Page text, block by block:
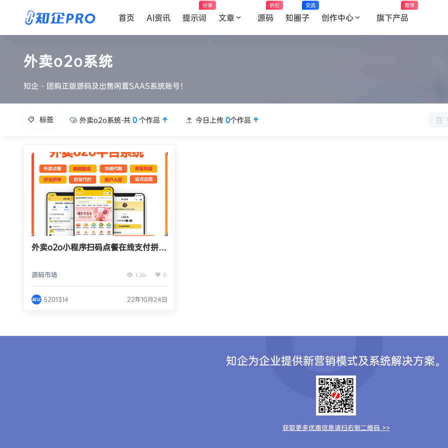
首页 AI资讯 提示词
分享
文章 源码
折扣
知圈子
交流
创作中心 旗下产品
推荐
外卖o2o系统
知企 - 团购正版源码及出售闲置SAAS系统账号！
标签 外卖o2o系统-共 0 个作品 今日上传 0个作品
外卖o2o小程序扫码点餐在线支付拼单
源码市场 1.4k 0
5201314 22年10月24日
知企为企业提供新营销模式及系统解决方案。
获取更多优惠信息请扫右侧二维码 >>